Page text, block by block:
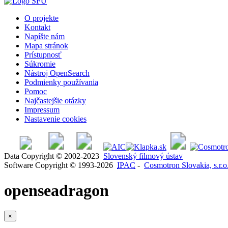
O projekte
Kontakt
Napíšte nám
Mapa stránok
Prístupnosť
Súkromie
Nástroj OpenSearch
Podmienky používania
Pomoc
Najčastejšie otázky
Impressum
Nastavenie cookies
Data Copyright © 2002-2023 Slovenský filmový ústav
Software Copyright © 1993-2026 IPAC - Cosmotron Slovakia,
openseadragon
×